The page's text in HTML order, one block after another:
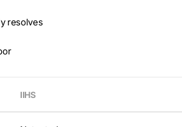
resolves
IIHS